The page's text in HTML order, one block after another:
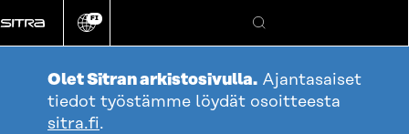
suoraan
sisältöön
Vaihda
kieli
FI
Hae
Olet Sitran arkistosivulla. Ajantasaiset
tiedot työstämme löydät osoitteesta
sitra.fi.